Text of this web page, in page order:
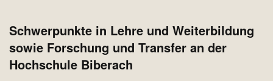
Schwerpunkte in Lehre und Weiterbildung
sowie Forschung und Transfer an der
Hochschule Biberach